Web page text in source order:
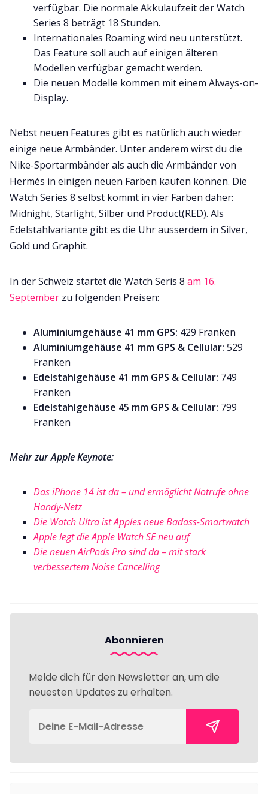
verfügbar. Die normale Akkulaufzeit der Watch
Series 8 beträgt 18 Stunden.
Internationales Roaming wird neu unterstützt.
Das Feature soll auch auf einigen älteren
Modellen verfügbar gemacht werden.
Die neuen Modelle kommen mit einem Always-on-
Display.
Nebst neuen Features gibt es natürlich auch wieder
einige neue Armbänder. Unter anderem wirst du die
Nike-Sportarmbänder als auch die Armbänder von
Hermés in einigen neuen Farben kaufen können. Die
Watch Series 8 selbst kommt in vier Farben daher:
Midnight, Starlight, Silber und Product(RED). Als
Edelstahlvariante gibt es die Uhr ausserdem in Silver,
Gold und Graphit.
In der Schweiz startet die Watch Seris 8 am 16.
September zu folgenden Preisen:
Aluminiumgehäuse 41 mm GPS: 429 Franken
Aluminiumgehäuse 41 mm GPS & Cellular: 529
Franken
Edelstahlgehäuse 41 mm GPS & Cellular: 749
Franken
Edelstahlgehäuse 45 mm GPS & Cellular: 799
Franken
Mehr zur Apple Keynote:
Das iPhone 14 ist da – und ermöglicht Notrufe ohne
Handy-Netz
Die Watch Ultra ist Apples neue Badass-Smartwatch
Apple legt die Apple Watch SE neu auf
Die neuen AirPods Pro sind da – mit stark
verbessertem Noise Cancelling
Abonnieren
Melde dich für den Newsletter an, um die
neuesten Updates zu erhalten.